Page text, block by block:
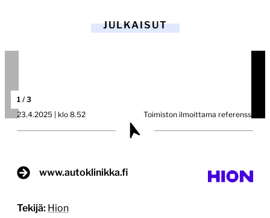
JULKAISUT
1 / 3
23.4.2025 | klo 8.52
Toimiston ilmoittama referenssi
www.autoklinikka.fi
Tekijä: Hion